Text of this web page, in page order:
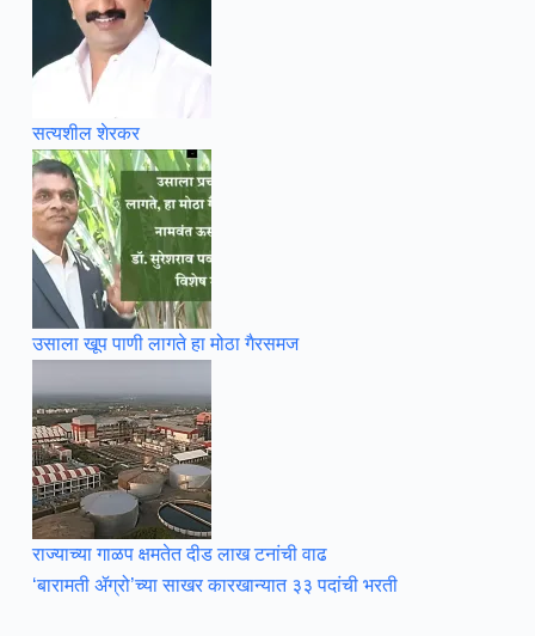
सत्यशील शेरकर
उसाला खूप पाणी लागते हा मोठा गैरसमज
राज्याच्या गाळप क्षमतेत दीड लाख टनांची वाढ
‘बारामती ॲग्रो’च्या साखर कारखान्यात ३३ पदांची भरती